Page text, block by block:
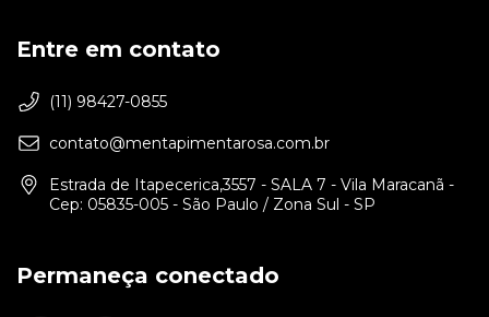
Entre em contato
(11) 98427-0855
contato@mentapimentarosa.com.br
Estrada de Itapecerica,3557 - SALA 7 - Vila Maracanã -
Cep: 05835-005 - São Paulo / Zona Sul - SP
Permaneça conectado